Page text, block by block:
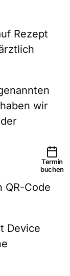
Rezept
wir
QR-Code
Device
Termin
buchen